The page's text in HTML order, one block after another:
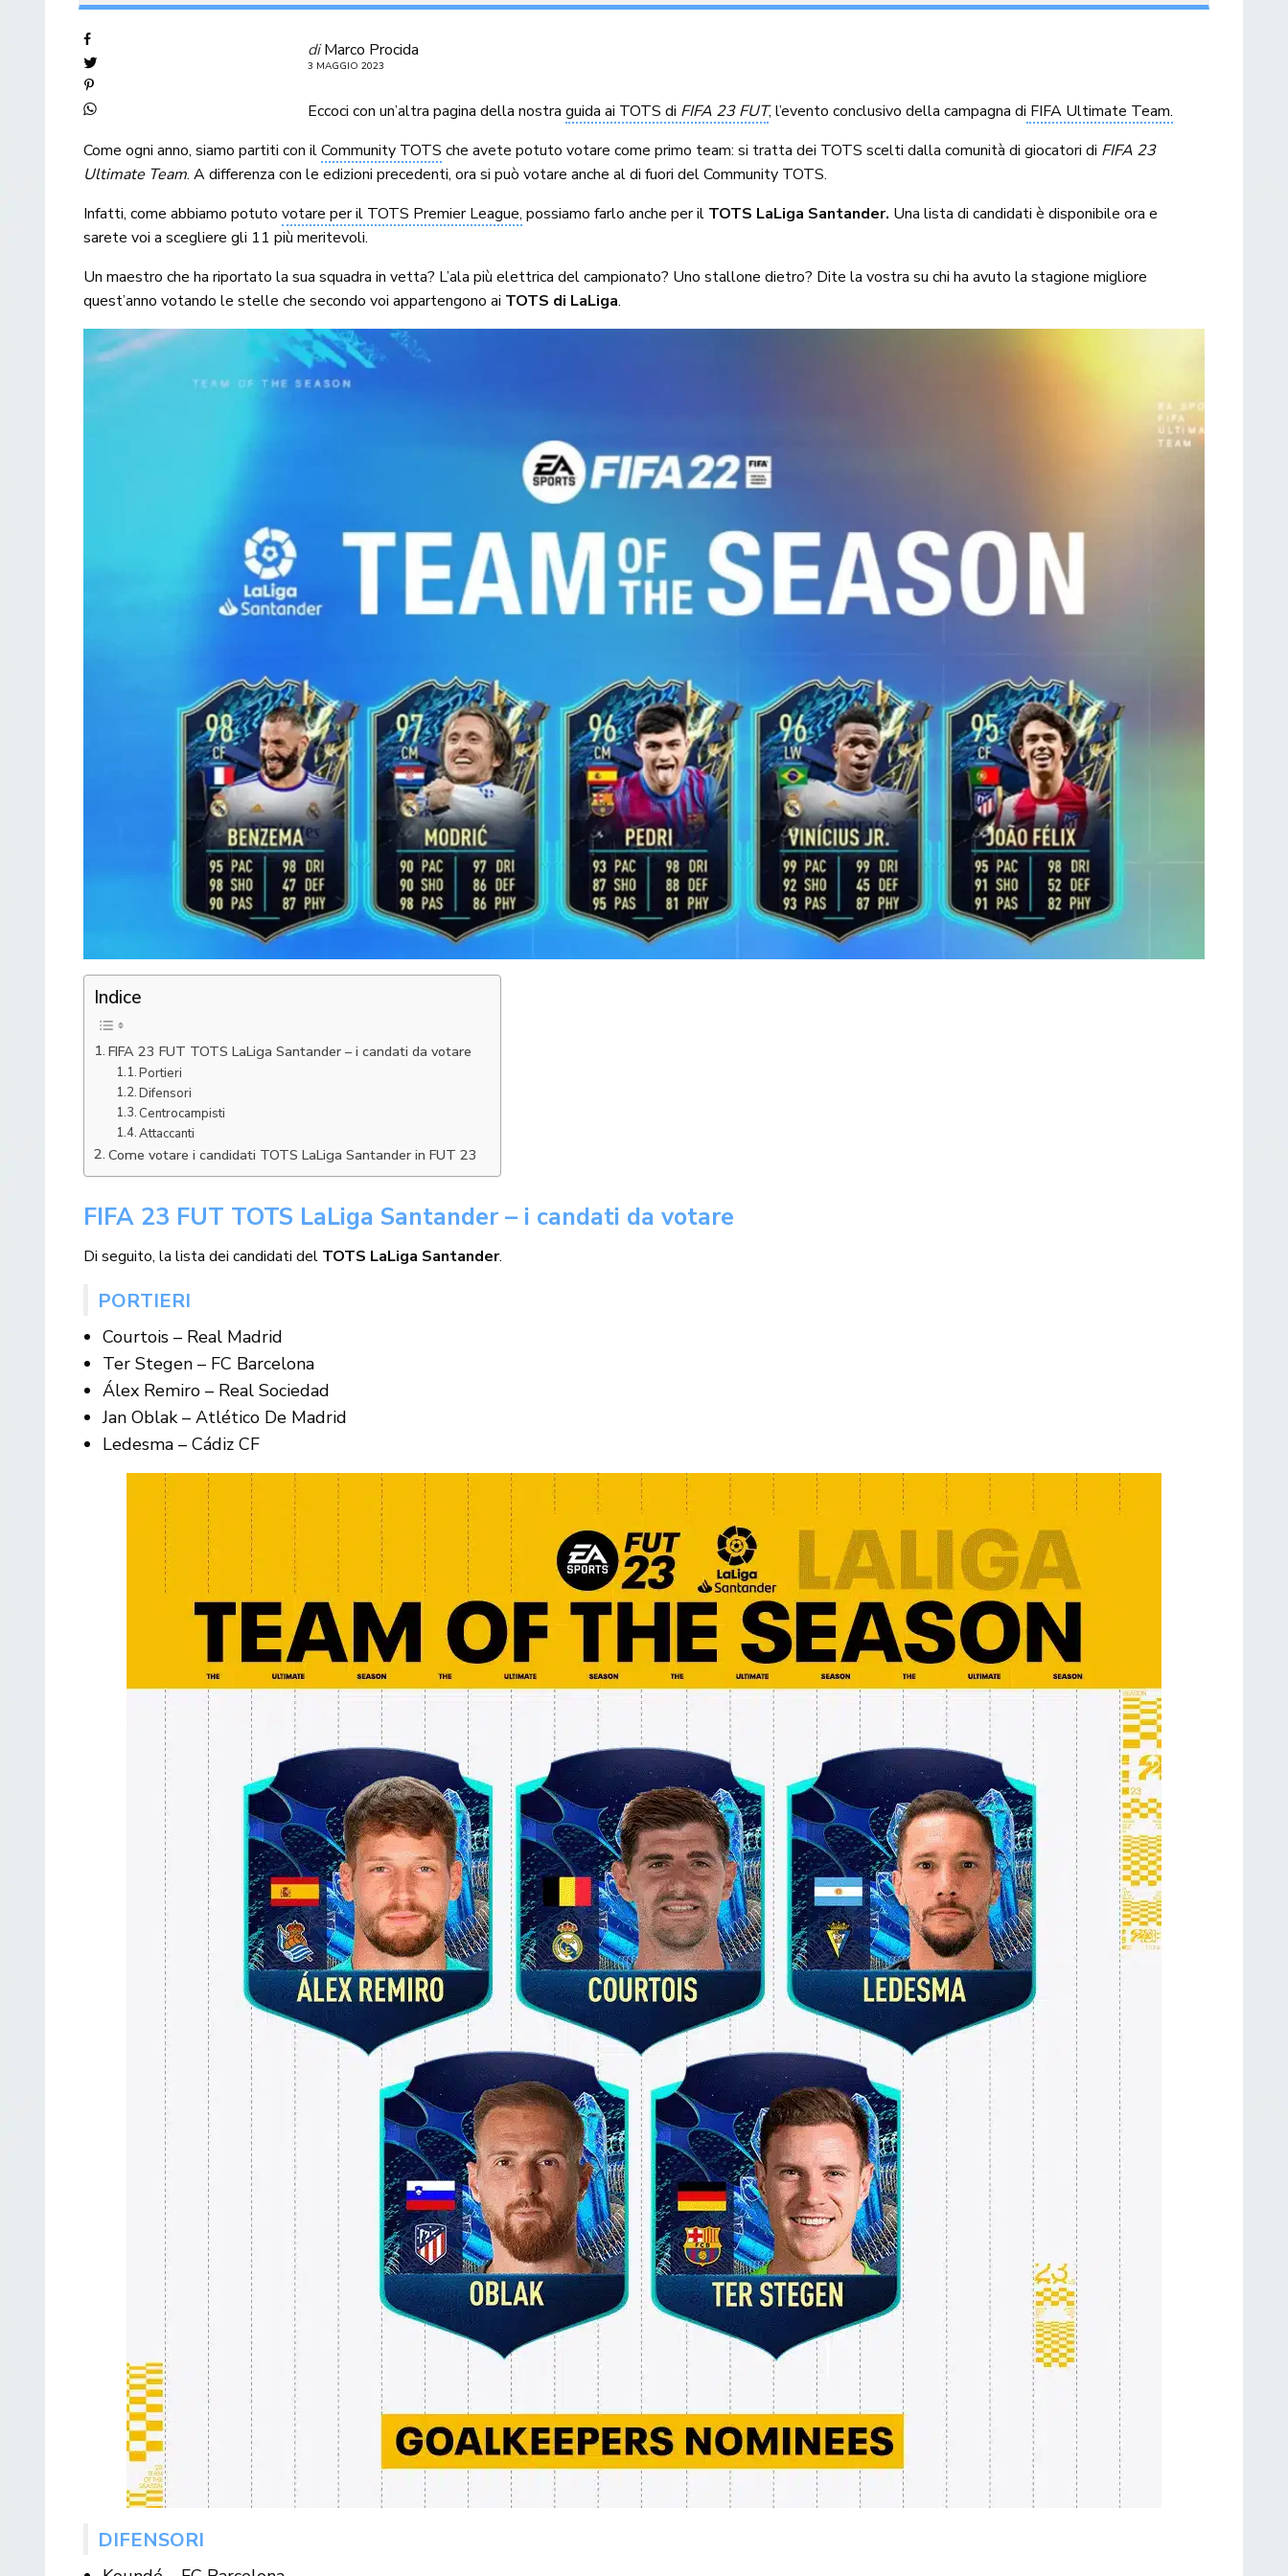
di Marco Procida
3 MAGGIO 2023
Eccoci con un’altra pagina della nostraguida ai TOTS di FIFA 23 FUT, l’evento conclusivo della campagna di FIFA Ultimate Team.
Come ogni anno, siamo partiti con ilCommunity TOTS che avete potuto votare come primo team: si tratta dei TOTS scelti dalla comunità di giocatori di FIFA 23
Ultimate Team. A differenza con le edizioni precedenti, ora si può votare anche al di fuori del Community TOTS.
Infatti, come abbiamo potutovotare per il TOTS Premier League, possiamo farlo anche per il TOTS LaLiga Santander. Una lista di candidati è disponibile ora e
sarete voi a scegliere gli 11 più meritevoli.
Un maestro che ha riportato la sua squadra in vetta? L’ala più elettrica del campionato? Uno stallone dietro? Dite la vostra su chi ha avuto la stagione migliore
quest’anno votando le stelle che secondo voi appartengono ai TOTS di LaLiga.
Indice
FIFA 23 FUT TOTS LaLiga Santander – i candati da votare
Portieri
Difensori
Centrocampisti
Attaccanti
Come votare i candidati TOTS LaLiga Santander in FUT 23
FIFA 23 FUT TOTS LaLiga Santander – i candati da votare
Di seguito, la lista dei candidati del TOTS LaLiga Santander.
PORTIERI
Courtois – Real Madrid
Ter Stegen – FC Barcelona
Álex Remiro – Real Sociedad
Jan Oblak – Atlético De Madrid
Ledesma – Cádiz CF
DIFENSORI